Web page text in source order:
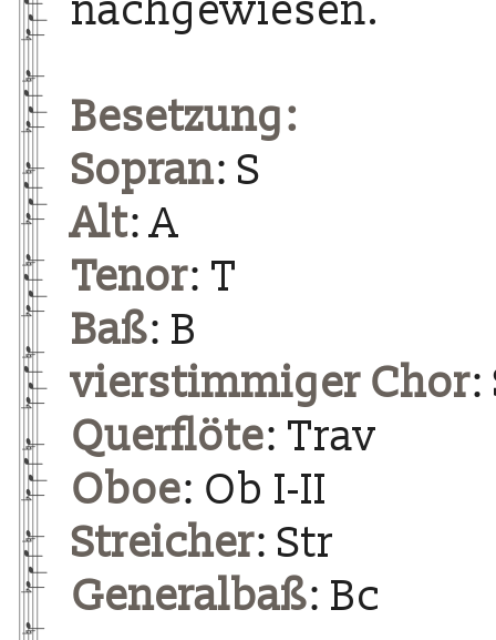
nachgewiesen.
Besetzung:
Sopran: S
Alt: A
Tenor: T
Baß: B
vierstimmiger Chor:
Querflöte: Trav
Oboe: Ob I-II
Streicher: Str
Generalbaß: Bc